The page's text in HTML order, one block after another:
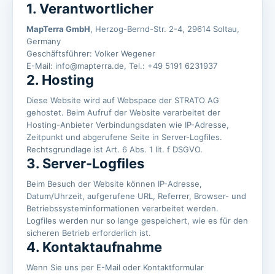
1. Verantwortlicher
MapTerra GmbH, Herzog-Bernd-Str. 2-4, 29614 Soltau,
Germany
Geschäftsführer: Volker Wegener
E-Mail: info@mapterra.de, Tel.: +49 5191 6231937
2. Hosting
Diese Website wird auf Webspace der STRATO AG
gehostet. Beim Aufruf der Website verarbeitet der
Hosting-Anbieter Verbindungsdaten wie IP-Adresse,
Zeitpunkt und abgerufene Seite in Server-Logfiles.
Rechtsgrundlage ist Art. 6 Abs. 1 lit. f DSGVO.
3. Server-Logfiles
Beim Besuch der Website können IP-Adresse,
Datum/Uhrzeit, aufgerufene URL, Referrer, Browser- und
Betriebssysteminformationen verarbeitet werden.
Logfiles werden nur so lange gespeichert, wie es für den
sicheren Betrieb erforderlich ist.
4. Kontaktaufnahme
Wenn Sie uns per E-Mail oder Kontaktformular